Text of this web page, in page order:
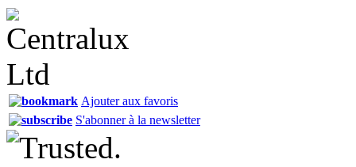
Ajouter aux favoris
S'abonner à la newsletter